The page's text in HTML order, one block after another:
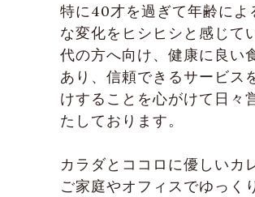
特に40才を過ぎて年齢によ
な変化をヒシヒシと感じて
代の方へ向け、健康に良い
あり、信頼できるサービス
けすることを心がけて日々
たしております。
カラダとココロに優しいカ
ご家庭やオフィスでゆっく